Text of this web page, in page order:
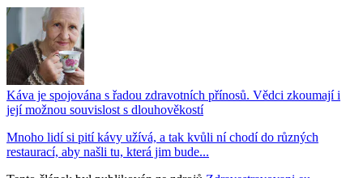
Káva je spojována s řadou zdravotních přínosů. Vědci zkoumají i
její možnou souvislost s dlouhověkostí
Mnoho lidí si pití kávy užívá, a tak kvůli ní chodí do různých
restaurací, aby našli tu, která jim bude...